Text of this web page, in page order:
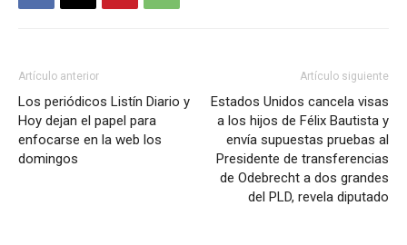
Artículo anterior
Los periódicos Listín Diario y
Hoy dejan el papel para
enfocarse en la web los
domingos
Artículo siguiente
Estados Unidos cancela visas
a los hijos de Félix Bautista y
envía supuestas pruebas al
Presidente de transferencias
de Odebrecht a dos grandes
del PLD, revela diputado